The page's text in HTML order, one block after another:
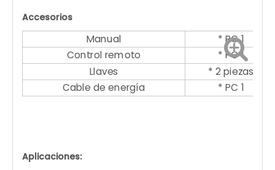
Accesorios
Manual
* PC 1
Control remoto
* PC 1
Llaves
* 2 piezas
Cable de energía
* PC 1
Aplicaciones: